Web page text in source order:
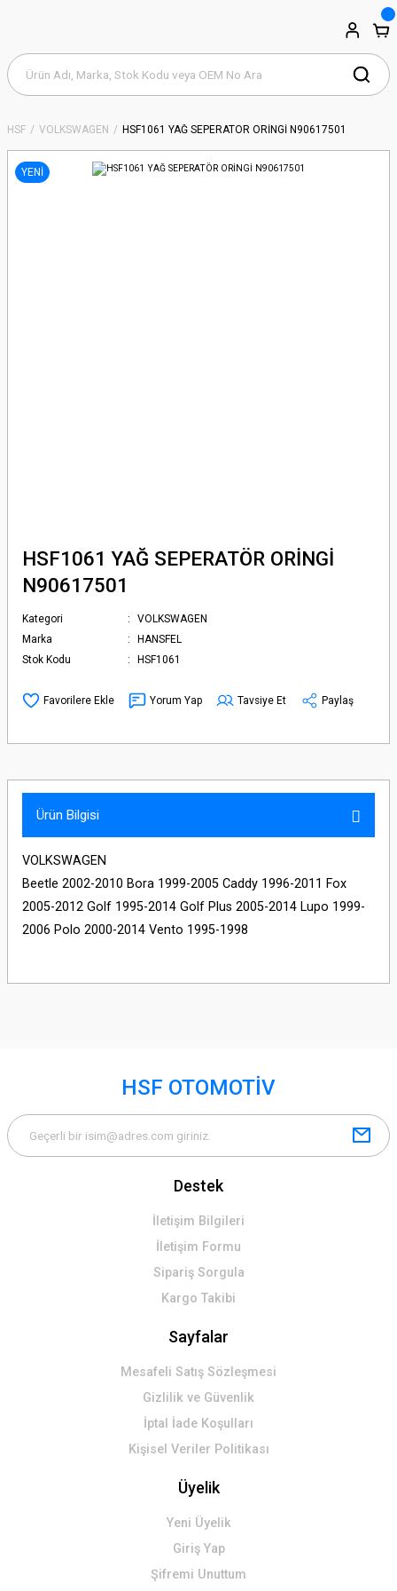
HSF VOLKSWAGEN HSF1061 YAĞ SEPERATÖR ORİNGİ N90617501
YENİ
HSF1061 YAĞ SEPERATÖR ORİNGİ
N90617501
Kategori
VOLKSWAGEN
Marka
HANSFEL
Stok Kodu
HSF1061
Yorum Yap Tavsiye Et Paylaş
Ürün Bilgisi
VOLKSWAGEN
Beetle 2002-2010 Bora 1999-2005 Caddy 1996-2011 Fox
2005-2012 Golf 1995-2014 Golf Plus 2005-2014 Lupo 1999-
2006 Polo 2000-2014 Vento 1995-1998
HSF OTOMOTİV
Destek
İletişim Bilgileri
İletişim Formu
Sipariş Sorgula
Kargo Takibi
Sayfalar
Mesafeli Satış Sözleşmesi
Gizlilik ve Güvenlik
İptal İade Koşulları
Kişisel Veriler Politikası
Üyelik
Yeni Üyelik
Giriş Yap
Şifremi Unuttum